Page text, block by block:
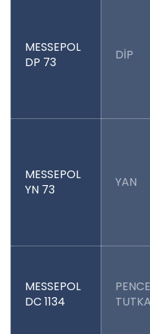
MESSEPOL
DP 73
DİP
MESSEPOL
YN 73
YAN
MESSEPOL
DC 1134